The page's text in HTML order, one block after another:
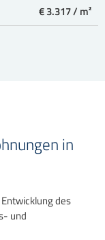
€ 3.317 / m²
in
des
und